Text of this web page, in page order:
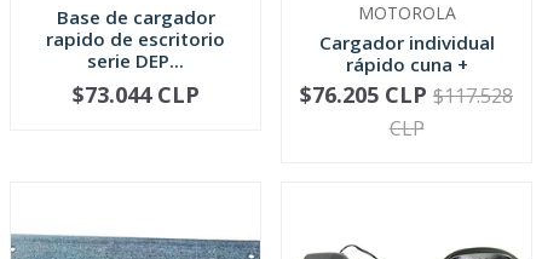
Base de cargador
rapido de escritorio
serie DEP...
+
$73.044 CLP
MOTOROLA
Cargador individual
rápido cuna +
transformador...
+
-
$76.205 CLP $117.528
CLP